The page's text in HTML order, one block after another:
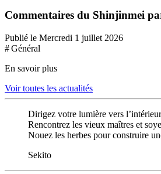
Commentaires du Shinjinmei
Publié le Mercredi 1 juillet 2026
# Général
En savoir plus
Voir toutes les actualités
Dirigez votre lumière vers
Rencontrez les vieux maîtres et
Nouez les herbes pour construire
Sekito